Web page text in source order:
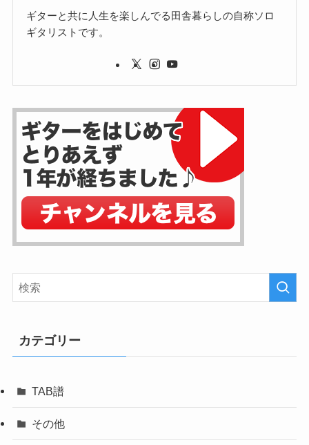
ギターと共に人生を楽しんでる田舎暮らしの自称ソロ
ギタリストです。
カテゴリー
TAB譜
その他